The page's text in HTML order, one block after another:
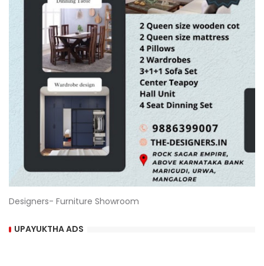
Designers- Furniture Showroom
UPAYUKTHA ADS